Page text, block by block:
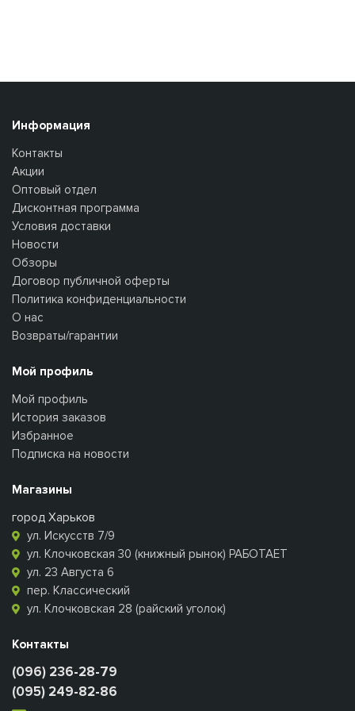
Информация
Контакты
Акции
Оптовый отдел
Дисконтная программа
Условия доставки
Новости
Обзоры
Договор публичной оферты
Политика конфиденциальности
О нас
Возвраты/гарантии
Мой профиль
Мой профиль
История заказов
Избранное
Подписка на новости
Магазины
город Харьков
ул. Искусств 7/9
ул. Клочковская 30 (книжный рынок) РАБОТАЕТ
ул. 23 Августа 6
пер. Классический
ул. Клочковская 28 (райский уголок)
Контакты
(096) 236-28-79
(095) 249-82-86